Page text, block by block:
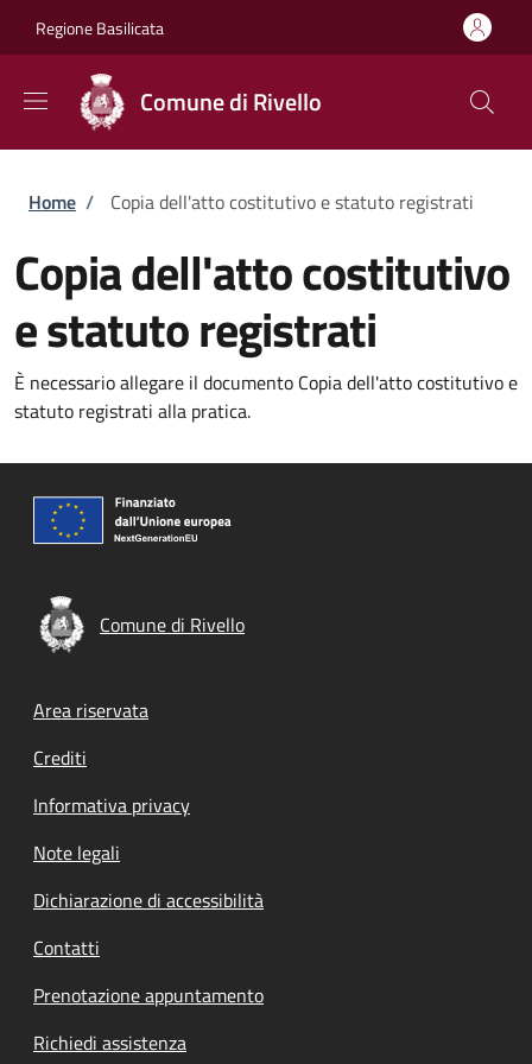
Regione Basilicata
Comune di Rivello
Briciole di pane
Home / Copia dell'atto costitutivo e statuto registrati
Copia dell'atto costitutivo
e statuto registrati
È necessario allegare il documento Copia dell'atto costitutivo e
statuto registrati alla pratica.
Comune di Rivello
Footer menu
Area riservata
Crediti
Informativa privacy
Note legali
Dichiarazione di accessibilità
Contatti
Prenotazione appuntamento
Richiedi assistenza